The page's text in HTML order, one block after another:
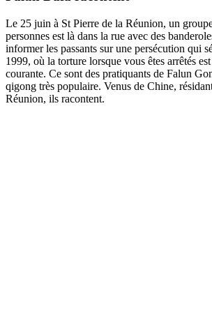
Le 25 juin à St Pierre de la Réunion, un
personnes est là dans la rue avec des
informer les passants sur une persécution qui
1999, où la torture lorsque vous êtes arrêtés
courante. Ce sont des pratiquants de Falun
qigong très populaire. Venus de Chine,
Réunion, ils racontent.